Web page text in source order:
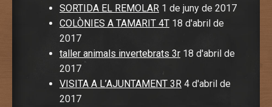
SORTIDA EL REMOLAR 1 de juny de 2017
COLÒNIES A TAMARIT 4T 18 d'abril de
2017
taller animals invertebrats 3r 18 d'abril de
2017
VISITA A L’AJUNTAMENT 3R 4 d'abril de
2017